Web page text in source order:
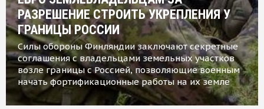
РАЗРЕШЕНИЕ СТРОИТЬ УКРЕПЛЕНИЯ У
ГРАНИЦЫ РОССИИ
Силы обороны Финляндии заключают секретные
соглашения с владельцами земельных участков
возле границы с Россией, позволяющие военным
начать фортификационные работы на их земле